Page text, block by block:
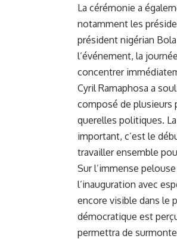
La cérémonie a
notamment les
président nigérian
l’événement, la
concentrer
Cyril Ramaphosa a
composé de plusieurs
querelles politiques.
important, c’est le
travailler ensemble
Sur l’immense
l’inauguration avec
encore visible dans le
démocratique est
permettra de